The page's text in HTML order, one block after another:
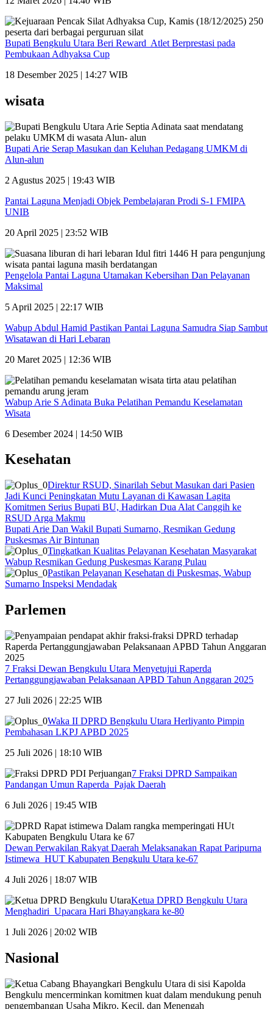
Bupati Bengkulu Utara Beri Reward Atlet Berprestasi pada
Pembukaan Adhyaksa Cup
18 Desember 2025 | 14:27 WIB
wisata
Bupati Arie Serap Masukan dan Keluhan Pedagang UMKM di
Alun-alun
2 Agustus 2025 | 19:43 WIB
Pantai Laguna Menjadi Objek Pembelajaran Prodi S-1 FMIPA
UNIB
20 April 2025 | 23:52 WIB
Pengelola Pantai Laguna Utamakan Kebersihan Dan Pelayanan
Maksimal
5 April 2025 | 22:17 WIB
Wabup Abdul Hamid Pastikan Pantai Laguna Samudra Siap Sambut
Wisatawan di Hari Lebaran
20 Maret 2025 | 12:36 WIB
Wabup Arie S Adinata Buka Pelatihan Pemandu Keselamatan
Wisata
6 Desember 2024 | 14:50 WIB
Kesehatan
Direktur RSUD, Sinarilah Sebut Masukan dari Pasien
Jadi Kunci Peningkatan Mutu Layanan di Kawasan Lagita
Komitmen Serius Bupati BU, Hadirkan Dua Alat Canggih ke
RSUD Arga Makmu
Bupati Arie Dan Wakil Bupati Sumarno, Resmikan Gedung
Puskesmas Air Bintunan
Tingkatkan Kualitas Pelayanan Kesehatan Masyarakat
Wabup Resmikan Gedung Puskesmas Karang Pulau
Pastikan Pelayanan Kesehatan di Puskesmas, Wabup
Sumarno Inspeksi Mendadak
Parlemen
7 Fraksi Dewan Bengkulu Utara Menyetujui Raperda
Pertanggungjawaban Pelaksanaan APBD Tahun Anggaran 2025
27 Juli 2026 | 22:25 WIB
Waka II DPRD Bengkulu Utara Herliyanto Pimpin
Pembahasan LKPJ APBD 2025
25 Juli 2026 | 18:10 WIB
7 Fraksi DPRD Sampaikan
Pandangan Umun Raperda Pajak Daerah
6 Juli 2026 | 19:45 WIB
Dewan Perwakilan Rakyat Daerah Melaksanakan Rapat Paripurna
Istimewa HUT Kabupaten Bengkulu Utara ke-67
4 Juli 2026 | 18:07 WIB
Ketua DPRD Bengkulu Utara
Menghadiri Upacara Hari Bhayangkara ke-80
1 Juli 2026 | 20:02 WIB
Nasional